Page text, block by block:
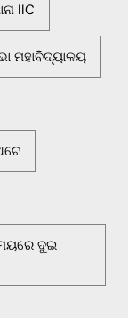
IIC
ମହାବିଦ୍ୟାଳୟ
ଦୁଇ